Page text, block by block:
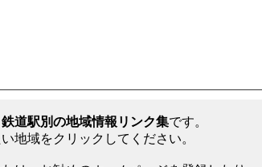
道駅別の地域情報リンク集です。
地域をクリックしてください。